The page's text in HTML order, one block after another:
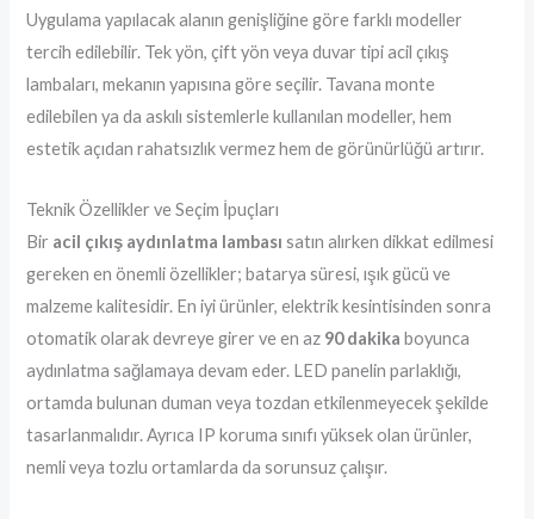
Uygulama yapılacak alanın genişliğine göre farklı modeller
tercih edilebilir. Tek yön, çift yön veya duvar tipi acil çıkış
lambaları, mekanın yapısına göre seçilir. Tavana monte
edilebilen ya da askılı sistemlerle kullanılan modeller, hem
estetik açıdan rahatsızlık vermez hem de görünürlüğü artırır.
Teknik Özellikler ve Seçim İpuçları
Bir acil çıkış aydınlatma lambası satın alırken dikkat edilmesi
gereken en önemli özellikler; batarya süresi, ışık gücü ve
malzeme kalitesidir. En iyi ürünler, elektrik kesintisinden sonra
otomatik olarak devreye girer ve en az 90 dakika boyunca
aydınlatma sağlamaya devam eder. LED panelin parlaklığı,
ortamda bulunan duman veya tozdan etkilenmeyecek şekilde
tasarlanmalıdır. Ayrıca IP koruma sınıfı yüksek olan ürünler,
nemli veya tozlu ortamlarda da sorunsuz çalışır.